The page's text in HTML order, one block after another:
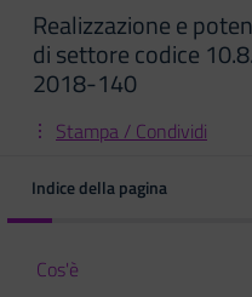
Realizzazione e
di settore codice
2018-140
Stampa / Condividi
Indice della pagina
Cos'è